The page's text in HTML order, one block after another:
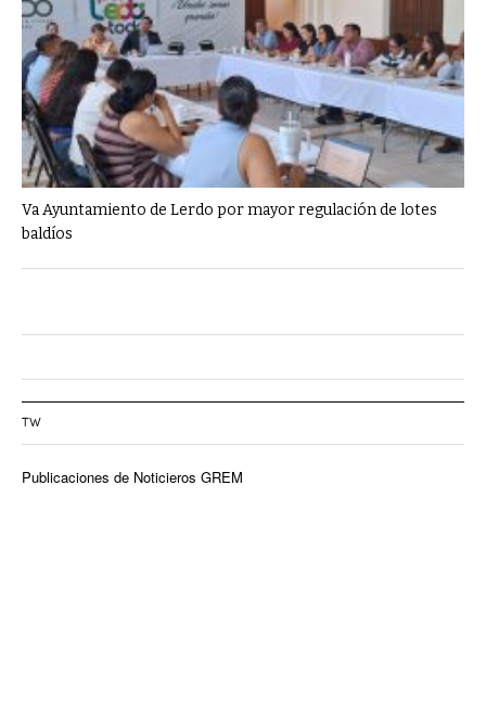
Va Ayuntamiento de Lerdo por mayor regulación de lotes
baldíos
TW
Publicaciones de Noticieros GREM